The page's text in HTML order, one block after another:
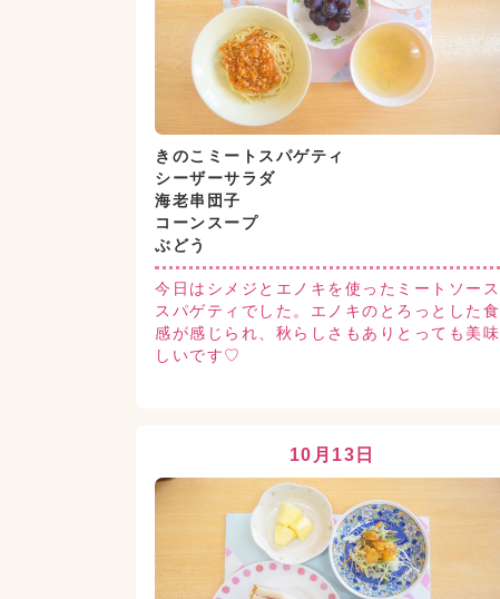
きのこミートスパゲティ
シーザーサラダ
海老串団子
コーンスープ
ぶどう
今日はシメジとエノキを使ったミートソース
スパゲティでした。エノキのとろっとした食
感が感じられ、秋らしさもありとっても美味
しいです♡
10月13日